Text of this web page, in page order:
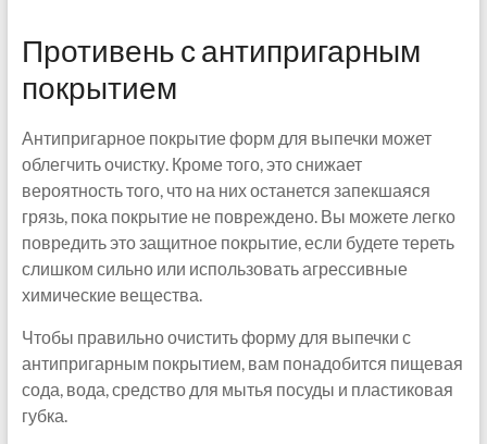
Противень с антипригарным
покрытием
Антипригарное покрытие форм для выпечки может
облегчить очистку. Кроме того, это снижает
вероятность того, что на них останется запекшаяся
грязь, пока покрытие не повреждено. Вы можете легко
повредить это защитное покрытие, если будете тереть
слишком сильно или использовать агрессивные
химические вещества.
Чтобы правильно очистить форму для выпечки с
антипригарным покрытием, вам понадобится пищевая
сода, вода, средство для мытья посуды и пластиковая
губка.